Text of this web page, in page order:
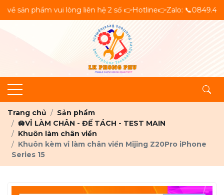
vui lòng liên hệ 2 số 👉Hotline👉Zalo: 📞0849.444.777
Trang chủ
Sản phẩm
🛄VỈ LÀM CHÂN - ĐẾ TÁCH - TEST MAIN
Khuôn làm chân viền
Khuôn kèm vỉ làm chân viền Mijing Z20Pro iPhone
Series 15